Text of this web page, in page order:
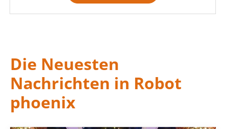
Die Neuesten
Nachrichten in Robot
phoenix